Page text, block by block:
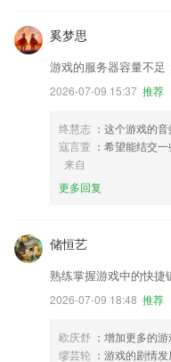
奚梦思
游戏的服务器容量不足
2026-07-09 15:37 推荐
终慧志 ：这个游戏的
寇言萱 ：希望能结交
来自
更多回复
储恒艺
熟练掌握游戏中的快
2026-07-09 18:48 推荐
欧庆舒 ：增加更多的
缪芸轮 ：游戏的剧情